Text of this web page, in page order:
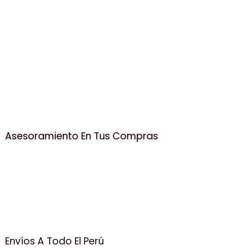
Asesoramiento En Tus Compras
Envíos A Todo El Perú